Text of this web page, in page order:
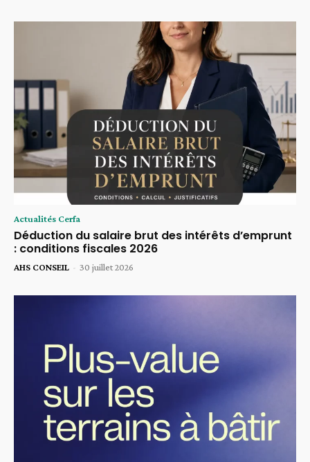
Actualités Cerfa
Déduction du salaire brut des intérêts d’emprunt
: conditions fiscales 2026
AHS CONSEIL - 30 juillet 2026